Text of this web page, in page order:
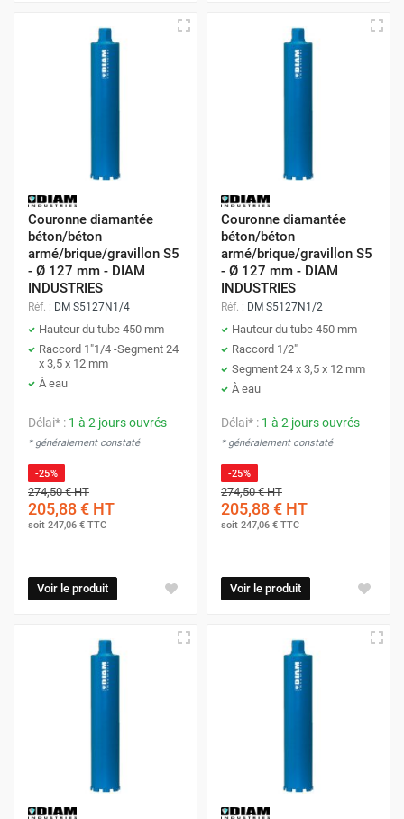
Couronne diamantée
béton/béton
armé/brique/gravillon S5
- Ø 127 mm - DIAM
INDUSTRIES
Réf. : DM S5127N1/4
Hauteur du tube 450 mm
Raccord 1"1/4 -Segment 24
x 3,5 x 12 mm
À eau
Délai* : 1 à 2 jours ouvrés
* généralement constaté
-25%
274,50 €HT
205,88 € HT
soit 247,06 € TTC
Voir le produit
Couronne diamantée
béton/béton
armé/brique/gravillon S5
- Ø 127 mm - DIAM
INDUSTRIES
Réf. : DM S5127N1/2
Hauteur du tube 450 mm
Raccord 1/2"
Segment 24 x 3,5 x 12 mm
À eau
Délai* : 1 à 2 jours ouvrés
* généralement constaté
-25%
274,50 €HT
205,88 € HT
soit 247,06 € TTC
Voir le produit